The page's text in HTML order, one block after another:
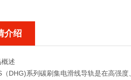
介绍
述
DHG)系列碳刷集电滑线导轨是在高强度